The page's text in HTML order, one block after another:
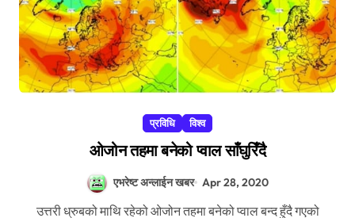
प्रविधि विश्व
ओजोन तहमा बनेको प्वाल साँघुरिँदै
एभरेष्ट अन्लाईन खबर Apr 28, 2020
उत्तरी ध्रुबको माथि रहेको ओजोन तहमा बनेको प्वाल बन्द हुँदै गएको